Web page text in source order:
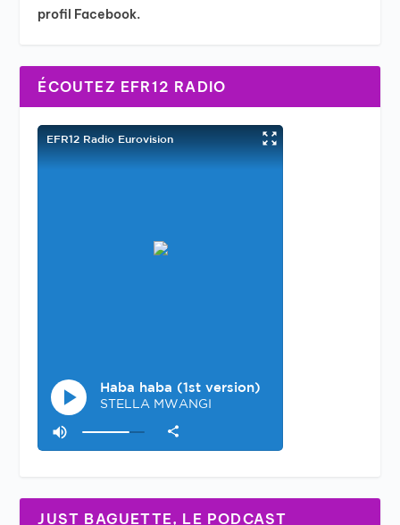
profil Facebook.
ÉCOUTEZ EFR12 RADIO
JUST BAGUETTE, LE PODCAST